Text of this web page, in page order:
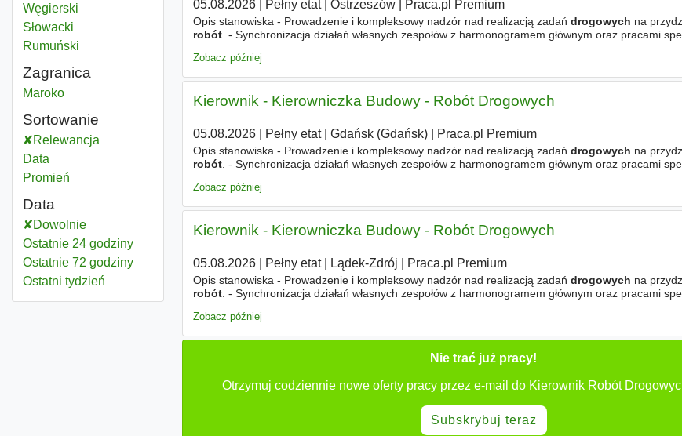
Węgierski
Słowacki
Rumuński
Zagranica
Kierownik robót drogowych
Maroko
Sortowanie
Relewancja
Data
Promień
Data
Dowolnie
Ostatnie 24 godziny
Ostatnie 72 godziny
Ostatni tydzień
05.08.2026| Pełny etat| Ostrzeszów| Praca.pl Premium
Opis stanowiska - Prowadzenie i kompleksowy nadzór nad realizacją zadań drogowych na
robót. - Synchronizacja działań własnych zespołów z harmonogramem głównym oraz pracami
Zobacz później
Kierownik - Kierowniczka Budowy - Robót Drogowych
05.08.2026| Pełny etat| Gdańsk (Gdańsk)| Praca.pl Premium
Opis stanowiska - Prowadzenie i kompleksowy nadzór nad realizacją zadań drogowych na
robót. - Synchronizacja działań własnych zespołów z harmonogramem głównym oraz pracami
Zobacz później
Kierownik - Kierowniczka Budowy - Robót Drogowych
05.08.2026| Pełny etat| Lądek-Zdrój Praca.pl Premium
Opis stanowiska - Prowadzenie i kompleksowy nadzór nad realizacją zadań drogowych na
robót. - Synchronizacja działań własnych zespołów z harmonogramem głównym oraz pracami
Zobacz później
Nie trać już pracy!
Otrzymuj codziennie nowe oferty pracy przez e-mail do Kierownik Robót
Subskrybuj teraz